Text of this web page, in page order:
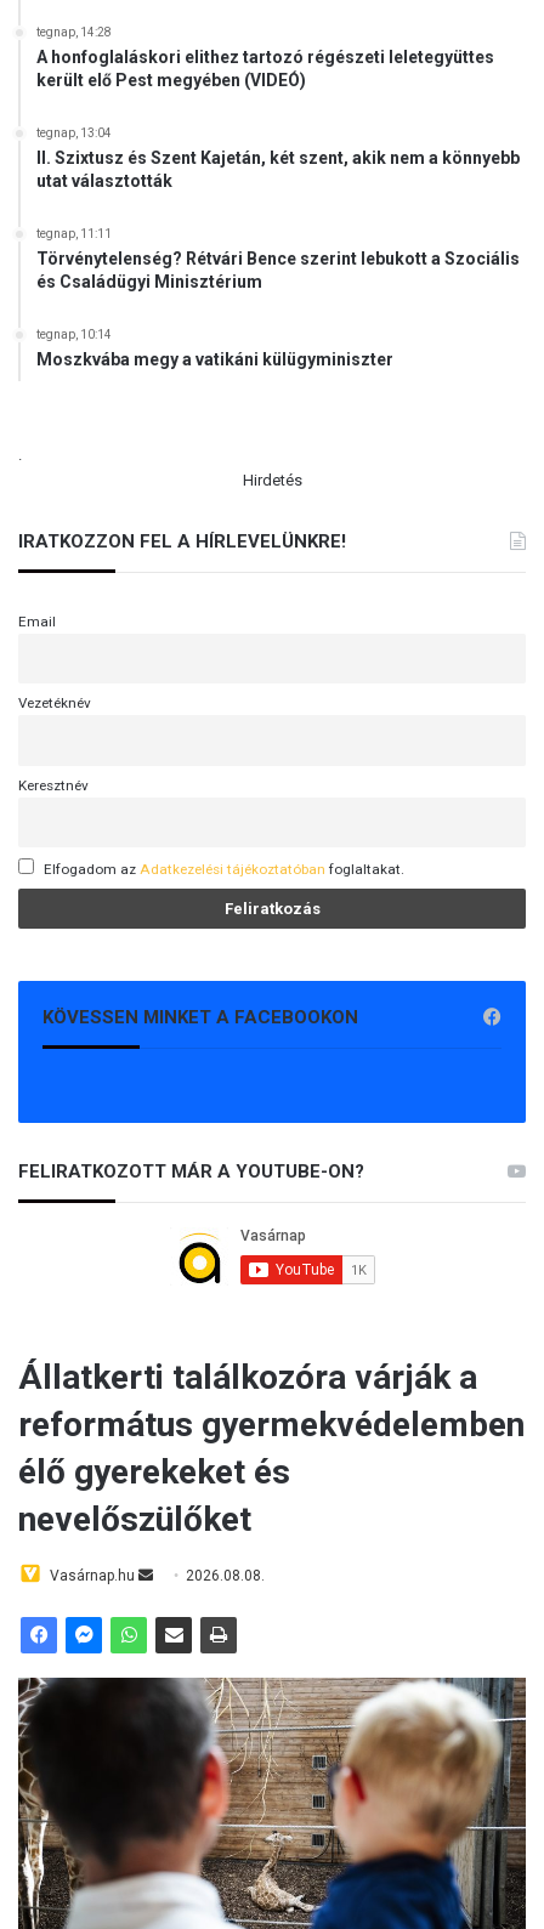
tegnap, 14:28
A honfoglaláskori elithez tartozó régészeti leletegyüttes
került elő Pest megyében (VIDEÓ)
tegnap, 13:04
II. Szixtusz és Szent Kajetán, két szent, akik nem a könnyebb
utat választották
tegnap, 11:11
Törvénytelenség? Rétvári Bence szerint lebukott a Szociális
és Családügyi Minisztérium
tegnap, 10:14
Moszkvába megy a vatikáni külügyminiszter
Hirdetés
IRATKOZZON FEL A HÍRLEVELÜNKRE!
Email
Vezetéknév
Keresztnév
Elfogadom az Adatkezelési tájékoztatóban foglaltakat.
KÖVESSEN MINKET A FACEBOOKON
FELIRATKOZOTT MÁR A YOUTUBE-ON?